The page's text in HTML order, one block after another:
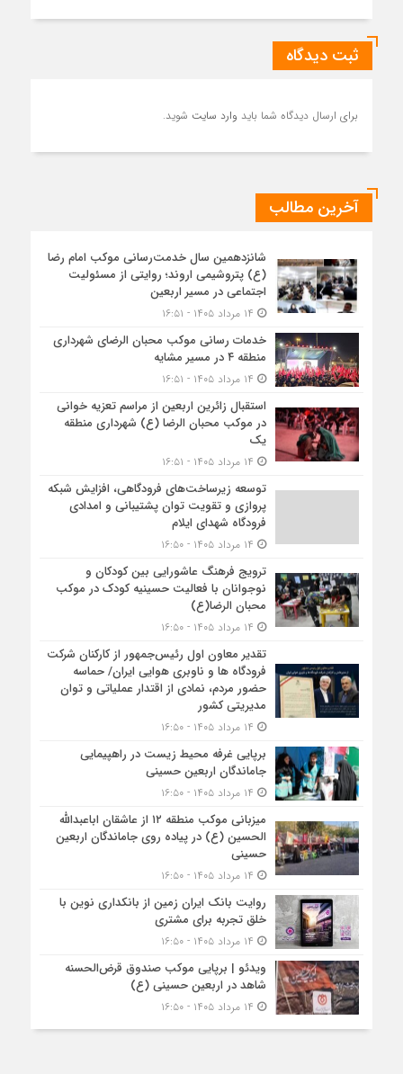
ثبت دیدگاه
برای ارسال دیدگاه شما باید وارد سایت شوید.
آخرین مطالب
شانزدهمین سال خدمت‌رسانی موکب امام رضا
(ع) پتروشیمی اروند؛ روایتی از مسئولیت
اجتماعی در مسیر اربعین
خدمات رسانی موکب محبان الرضای شهرداری
منطقه ۴ در مسیر مشایه
استقبال زائرین اربعین از مراسم تعزیه خوانی
در موکب محبان الرضا (ع) شهرداری منطقه
یک
توسعه زیرساخت‌های فرودگاهی، افزایش شبکه
پروازی و تقویت توان پشتیبانی و امدادی
فرودگاه شهدای ایلام
ترویج فرهنگ عاشورایی بین کودکان و
نوجوانان با فعالیت حسینیه کودک در موکب
محبان الرضا(ع)
تقدیر معاون اول رئیس‌جمهور از کارکنان شرکت
فرودگاه ها و ناوبری هوایی ایران/ حماسه
حضور مردم، نمادی از اقتدار عملیاتی و توان
مدیریتی کشور
برپایی غرفه محیط زیست در راهپیمایی
جاماندگان اربعین حسینی
میزبانی موکب منطقه ۱۲ از عاشقان اباعبدالله
الحسین (ع) در پیاده روی جاماندگان اربعین
حسینی
روایت بانک ایران زمین از بانکداری نوین با
خلق تجربه برای مشتری
ویدئو | برپایی موکب صندوق قرض‌الحسنه
شاهد در اربعین حسینی (ع)